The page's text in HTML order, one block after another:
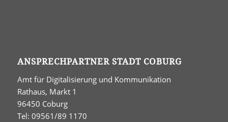
ANSPRECHPARTNER STADT COBURG
Amt für Digitalisierung und Kommunikation
Rathaus, Markt 1
96450 Coburg
Tel: 09561/89 1170